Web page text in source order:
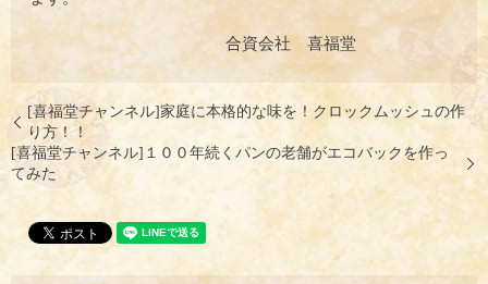
合資会社 喜福堂
[喜福堂チャンネル]家庭に本格的な味を！クロックムッシュの作
り方！！
[喜福堂チャンネル]１００年続くパンの老舗がエコバックを作っ
てみた